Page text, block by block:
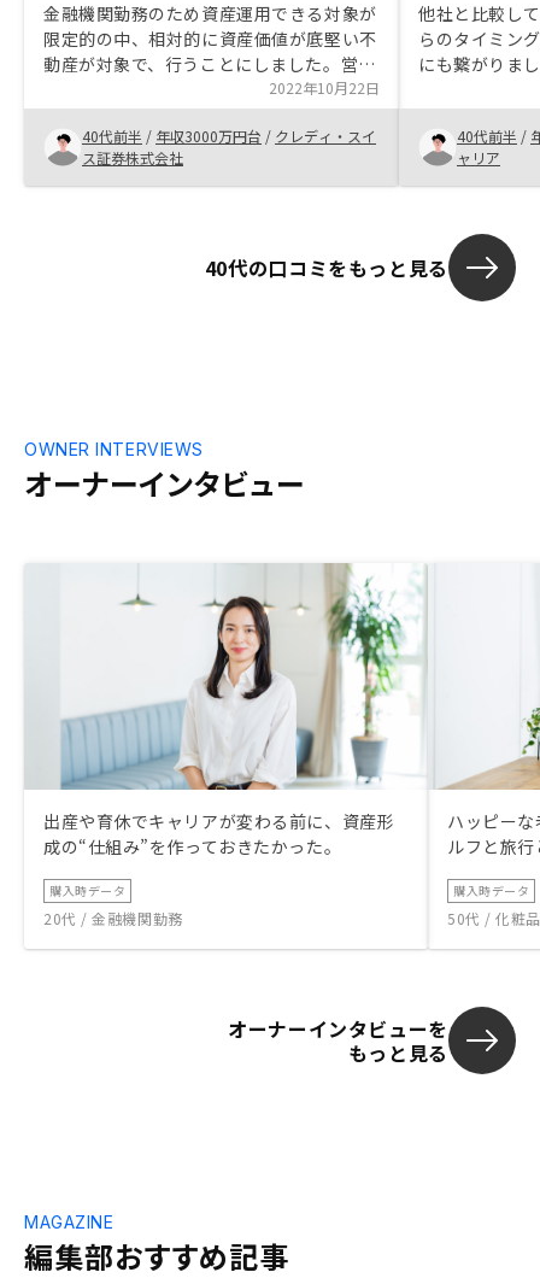
金融機関勤務のため資産運用できる対象が
限定的の中、相対的に資産価値が底堅い不
動産が対象で、行うことにしました。営業
のご担当者が丁寧で、疑問点もタイムリー
に答えていただき、納得して投資すること
ができました。アプリでかんりできるの
も、とても便利です。税理士など専門家の
サポートサービスの一層の充実
2022年10月22日
40代前半 / 年収3000万円台 / クレディ・スイ
ス証券株式会社
他社と比較し
らのタイミン
にも繋がりま
す。また契約
方のフォロー
契約まで至り
40代前半 /
ャリア
40代の口コミをもっと見る
オーナーインタビュー
OWNER INTERVIEWS
出産や育休でキャリアが変わる前に、資産形
成の“仕組み”を作っておきたかった。
購入時データ
20代 / 金融機関勤務
ハッピー
ルフと旅
購入時データ
50代 / 化粧
オーナーインタビューを
もっと見る
編集部おすすめ記事
MAGAZINE